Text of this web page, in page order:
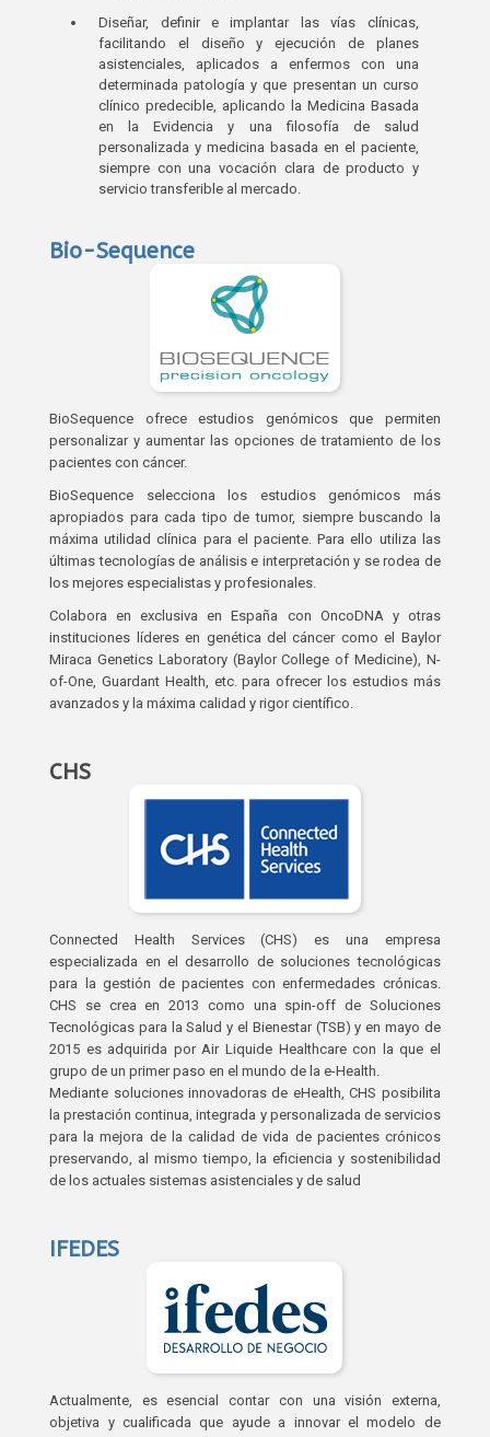
Diseñar, definir e implantar las vías clínicas,
facilitando el diseño y ejecución de planes
asistenciales, aplicados a enfermos con una
determinada patología y que presentan un curso
clínico predecible, aplicando la Medicina Basada
en la Evidencia y una filosofía de salud
personalizada y medicina basada en el paciente,
siempre con una vocación clara de producto y
servicio transferible al mercado.
Bio-Sequence
BioSequence ofrece estudios genómicos que permiten
personalizar y aumentar las opciones de tratamiento de los
pacientes con cáncer.
BioSequence selecciona los estudios genómicos más
apropiados para cada tipo de tumor, siempre buscando la
máxima utilidad clínica para el paciente. Para ello utiliza las
últimas tecnologías de análisis e interpretación y se rodea de
los mejores especialistas y profesionales.
Colabora en exclusiva en España con OncoDNA y otras
instituciones líderes en genética del cáncer como el Baylor
Miraca Genetics Laboratory (Baylor College of Medicine), N-
of-One, Guardant Health, etc. para ofrecer los estudios más
avanzados y la máxima calidad y rigor científico.
CHS
Connected Health Services (CHS) es una empresa
especializada en el desarrollo de soluciones tecnológicas
para la gestión de pacientes con enfermedades crónicas.
CHS se crea en 2013 como una spin-off de Soluciones
Tecnológicas para la Salud y el Bienestar (TSB) y en mayo de
2015 es adquirida por Air Liquide Healthcare con la que el
grupo de un primer paso en el mundo de la e-Health.
Mediante soluciones innovadoras de eHealth, CHS posibilita
la prestación continua, integrada y personalizada de servicios
para la mejora de la calidad de vida de pacientes crónicos
preservando, al mismo tiempo, la eficiencia y sostenibilidad
de los actuales sistemas asistenciales y de salud
IFEDES
Actualmente, es esencial contar con una visión externa,
objetiva y cualificada que ayude a innovar el modelo de